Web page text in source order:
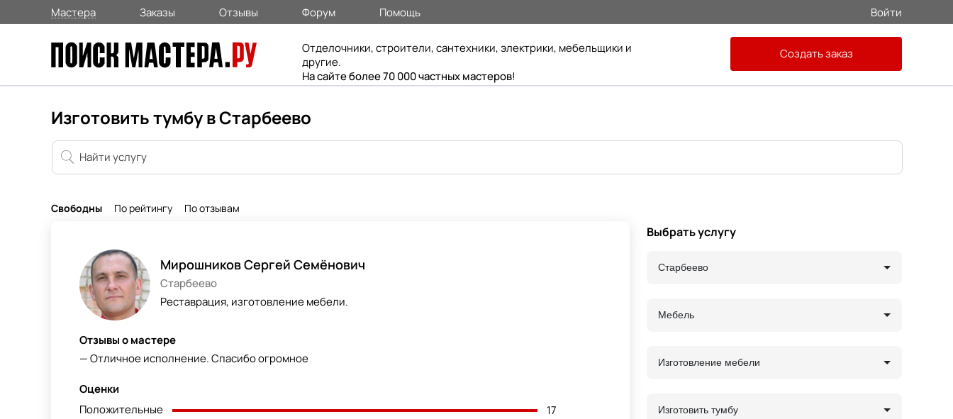
Мастера Заказы Отзывы Форум Помощь Войти
Отделочники, строители, сантехники, электрики, мебельщики и
другие.
На сайте более 70 000 частных мастеров!
Создать заказ
Изготовить тумбу в Старбеево
Свободны По рейтингу По отзывам
Мирошников Сергей Семёнович
Старбеево
Реставрация, изготовление мебели.
Отзывы о мастере
— Отличное исполнение. Спасибо огромное
Оценки
Положительные
17
Выбрать услугу
Старбеево
Мебель
Изготовление мебели
Изготовить тумбу